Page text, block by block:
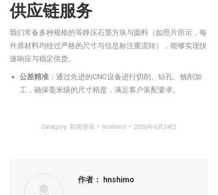
供应链服务
我们常备多种规格的等静压石墨方块与圆料（如照片所示，每
件原材料均经过严格的尺寸与信息标注重流转），能够实现快
速响应与稳定供货。
公差精准 ：通过先进的CNC设备进行切削、钻孔、铣削加
工，确保毫米级的尺寸精度，满足客户装配要求。
Category: 新闻资讯 hnshimo 2026年6月24日
作者： hnshimo